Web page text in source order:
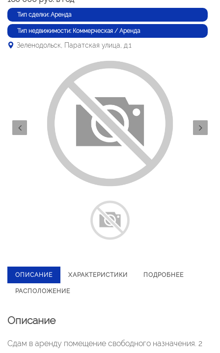
Тип сделки: Аренда
Тип недвижимости: Коммерческая / Аренда
Зеленодольск, Паратская улица, д.1
ОПИСАНИЕ ХАРАКТЕРИСТИКИ ПОДРОБНЕЕ
РАСПОЛОЖЕНИЕ
Описание
Сдам в аренду помещение свободного назначения. 2